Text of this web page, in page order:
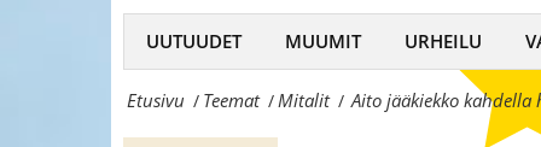
karaatin
kultauksella
UUTUUDET MUUMIT URHEILU
Etusivu / Teemat /Mitalit / Aito jääkiekko